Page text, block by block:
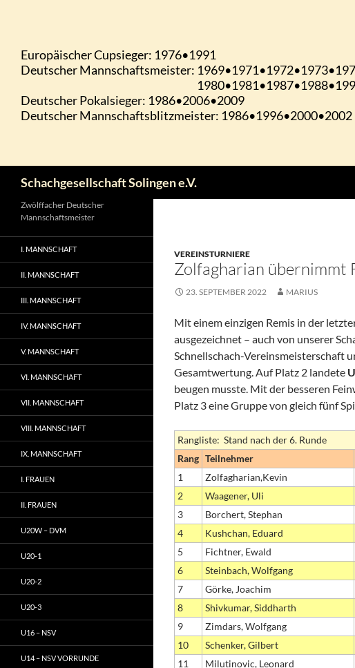
Schachgesellschaft Solingen e.V.
VEREINSTURNIERE
Zolfagharian übernimmt
23. SEPTEMBER 2022 MARIUS
Mit einem einzigen Remis in der
ausgezeichnet – auch von unserer
Schnellschach-Vereinsmeisterschaft
Gesamtwertung. Auf Platz 2 landete
beugen musste. Mit der besseren
Platz 3 eine Gruppe von gleich fünf
Rangliste: Stand nach der 6. Runde
Rang Teilnehmer
1
Zolfagharian,Kevin
2
Waagener, Uli
3
Borchert, Stephan
4
Kushchan, Eduard
5
Fichtner, Ewald
6
Steinbach, Wolfgang
7
Görke, Joachim
8
Shivkumar, Siddharth
9
Zimdars, Wolfgang
10
Schenker, Gilbert
11
Milutinovic, Leonard
Zwölffacher Deutscher
Mannschaftsmeister
I. MANNSCHAFT
II. MANNSCHAFT
III. MANNSCHAFT
IV. MANNSCHAFT
V. MANNSCHAFT
VI. MANNSCHAFT
VII. MANNSCHAFT
VIII. MANNSCHAFT
IX. MANNSCHAFT
I. FRAUEN
II. FRAUEN
U20W – DVM
U20-1
U20-2
U20-3
U16 – NSV
U14 – NSV VORRUNDE